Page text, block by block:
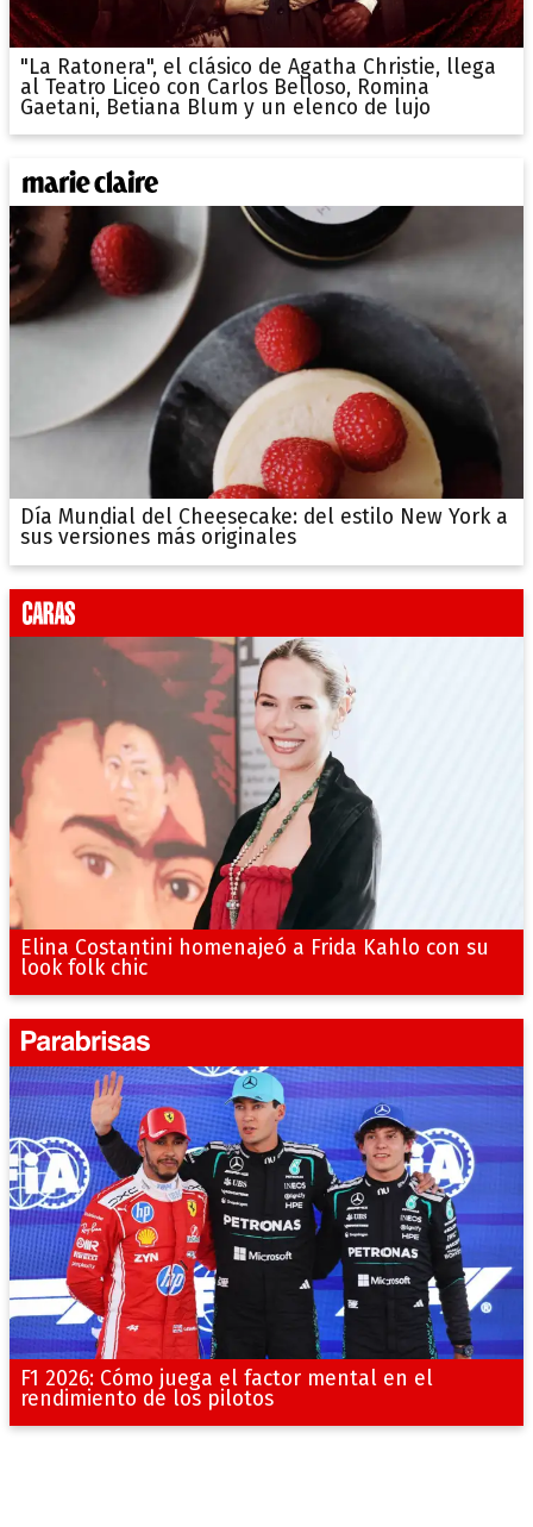
"La Ratonera", el clásico de Agatha Christie, llega
al Teatro Liceo con Carlos Belloso, Romina
Gaetani, Betiana Blum y un elenco de lujo
Día Mundial del Cheesecake: del estilo New York a
sus versiones más originales
Elina Costantini homenajeó a Frida Kahlo con su
look folk chic
F1 2026: Cómo juega el factor mental en el
rendimiento de los pilotos